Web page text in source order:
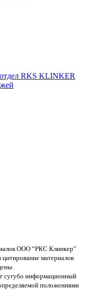
RKS KLINKER
ООО “РКС Клинкер”
цитирование материалов
сугубо информационный
положениями